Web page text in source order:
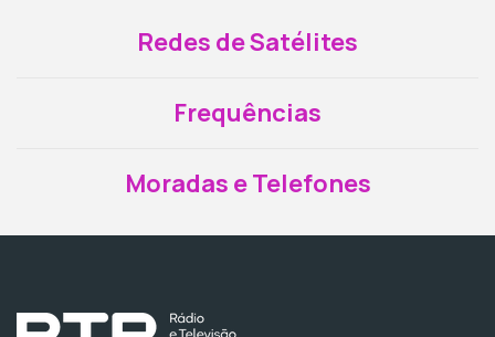
Redes de Satélites
Frequências
Moradas e Telefones